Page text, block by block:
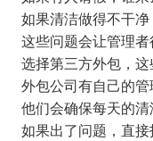
如果清洁做得不干净
这些问题会让管理者
选择第三方外包，这
外包公司有自己的管
他们会确保每天的清
如果出了问题，直接